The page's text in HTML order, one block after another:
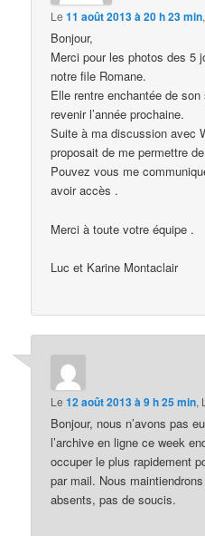
Le11 août 2013 à 20 h 23 min,
Bonjour,
Merci pour les photos des 5
notre file Romane.
Elle rentre enchantée de son
revenir l’année prochaine.
Suite à ma discussion avec
proposait de me permettre
Pouvez vous me
avoir accès .
Merci à toute votre équipe .
Luc et Karine Montaclair
Le12 août 2013 à 9 h 25 min,
Bonjour, nous n’avons pas
l’archive en ligne ce week
occuper le plus rapidement
par mail. Nous
absents, pas de soucis.